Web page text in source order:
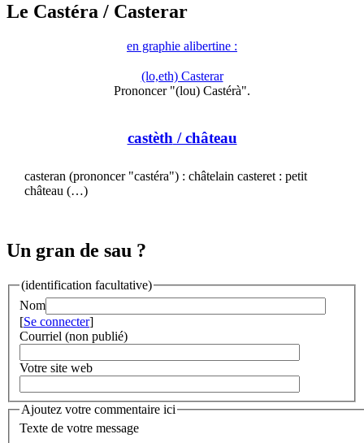
Le Castéra / Casterar
en graphie alibertine :
(lo,eth) Casterar
Prononcer "(lou) Castérà".
castèth / château
casteran (prononcer "castéra") : châtelain casteret : petit
château (…)
Un gran de sau ?
(identification facultative)
Nom
[Se connecter]
Courriel (non publié)
Votre site web
Ajoutez votre commentaire ici
Texte de votre message